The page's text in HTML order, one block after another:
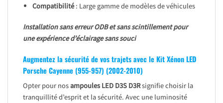
Compatibilité: Large gamme de modèles de véhicules
Installation sans erreur ODB et sans scintillement pour
une expérience d’éclairage sans souci
Augmentez la sécurité de vos trajets avec le Kit Xénon LED
Porsche Cayenne (955-957) (2002-2010)
Opter pour nosampoules LED D3S D3Rsignifie choisir la
tranquillité d’esprit et la sécurité. Avec une luminosité